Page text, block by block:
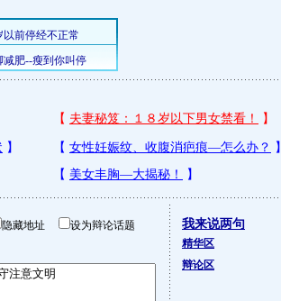
隐藏地址 设为辩论话题 我来说两句
精华区
辩论区